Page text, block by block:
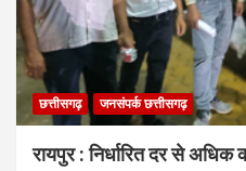
छत्तीसगढ़ जनसंपर्क छत्तीसगढ़
रायपुर : निर्धारित दर से